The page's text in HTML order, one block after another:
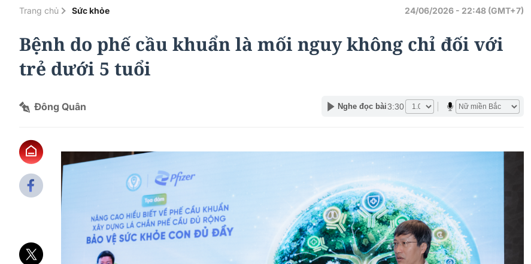
Trang chủ Sức khỏe 24/06/2026 - 22:48 (GMT+7)
Bệnh do phế cầu khuẩn là mối nguy không chỉ đối với
trẻ dưới 5 tuổi
Đông Quân Nghe đọc bài3:30